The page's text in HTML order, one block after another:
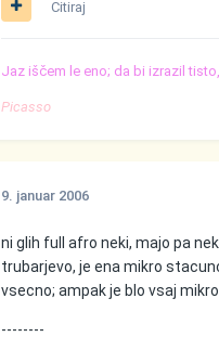
Citiraj
Jaz iščem le eno; da bi izrazil
Picasso
9. januar 2006
ni glih full afro neki, majo pa
trubarjevo, je ena mikro
vsecno; ampak je blo vsaj
--------